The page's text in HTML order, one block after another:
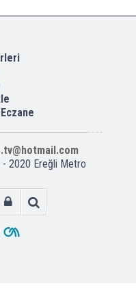
- 2020 Ereğli Metro